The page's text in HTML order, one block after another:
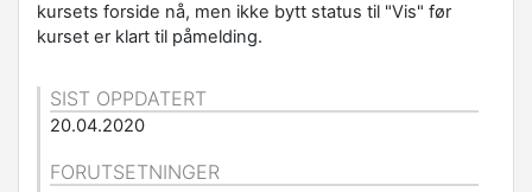
kursets forside nå, men ikke bytt status til "Vis" før
kurset er klart til påmelding.
SIST OPPDATERT
20.04.2020
FORUTSETNINGER